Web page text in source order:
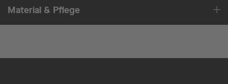
Material & Pflege